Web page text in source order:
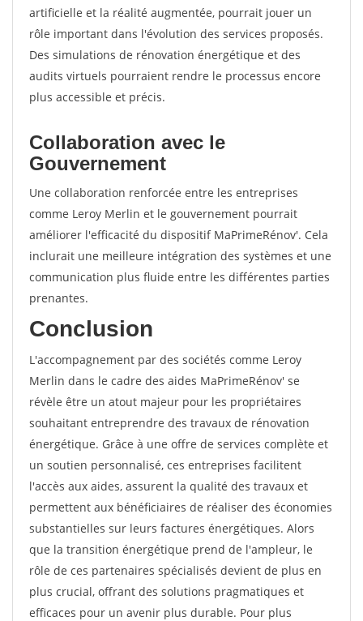
artificielle et la réalité augmentée, pourrait jouer un
rôle important dans l'évolution des services proposés.
Des simulations de rénovation énergétique et des
audits virtuels pourraient rendre le processus encore
plus accessible et précis.
Collaboration avec le
Gouvernement
Une collaboration renforcée entre les entreprises
comme Leroy Merlin et le gouvernement pourrait
améliorer l'efficacité du dispositif MaPrimeRénov'. Cela
inclurait une meilleure intégration des systèmes et une
communication plus fluide entre les différentes parties
prenantes.
Conclusion
L'accompagnement par des sociétés comme Leroy
Merlin dans le cadre des aides MaPrimeRénov' se
révèle être un atout majeur pour les propriétaires
souhaitant entreprendre des travaux de rénovation
énergétique. Grâce à une offre de services complète et
un soutien personnalisé, ces entreprises facilitent
l'accès aux aides, assurent la qualité des travaux et
permettent aux bénéficiaires de réaliser des économies
substantielles sur leurs factures énergétiques. Alors
que la transition énergétique prend de l'ampleur, le
rôle de ces partenaires spécialisés devient de plus en
plus crucial, offrant des solutions pragmatiques et
efficaces pour un avenir plus durable. Pour plus